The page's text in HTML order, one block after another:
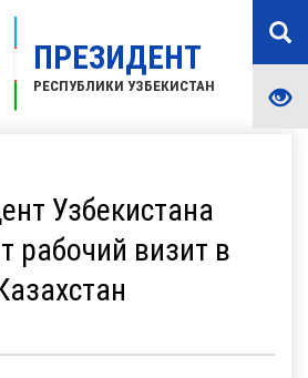
ПРЕЗИДЕНТ
РЕСПУБЛИКИ УЗБЕКИСТАН
Узбекистана
рабочий визит в